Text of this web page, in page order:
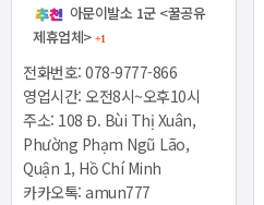
아문이발소 1군 <꿀공유
제휴업체> +1
전화번호: 078-9777-866
영업시간: 오전8시~오후10시
주소: 108 Đ. Bùi Thị Xuân,
Phường Phạm Ngũ Lão,
Quận 1, Hồ Chí Minh
카카오톡: amun777